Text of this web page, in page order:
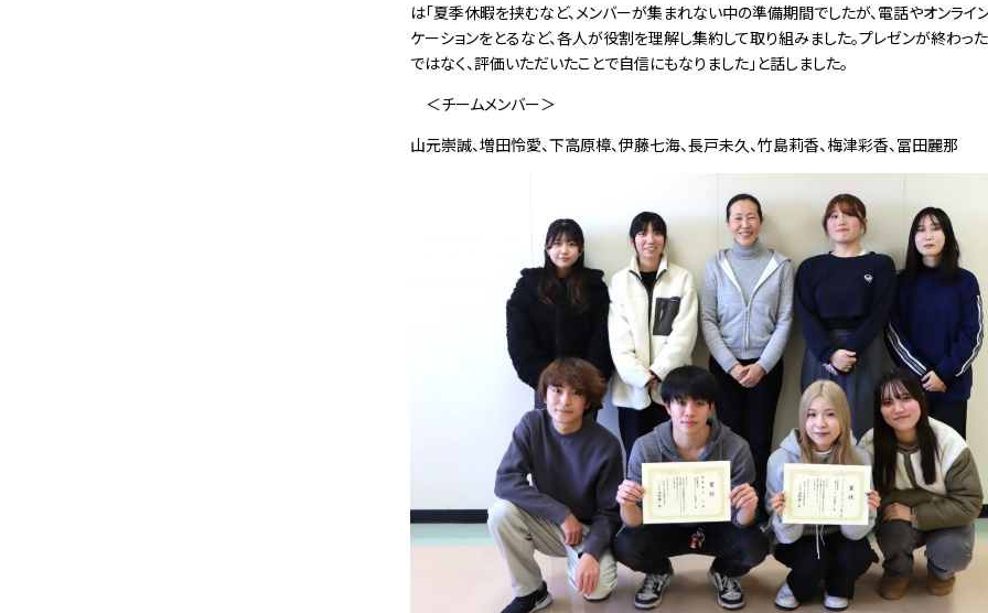
は「夏季休暇を挟むなど、メンバーが集まれない中の準備期間でしたが、電話やオンライ
ケーションをとるなど、各人が役割を理解し集約して取り組みました。プレゼンが終わっ
ではなく、評価いただいたことで自信にもなりました」と話しました。
＜チームメンバー＞
山元崇誠、増田怜愛、下高原樟、伊藤七海、長戸未久、竹島莉香、梅津彩香、冨田麗那